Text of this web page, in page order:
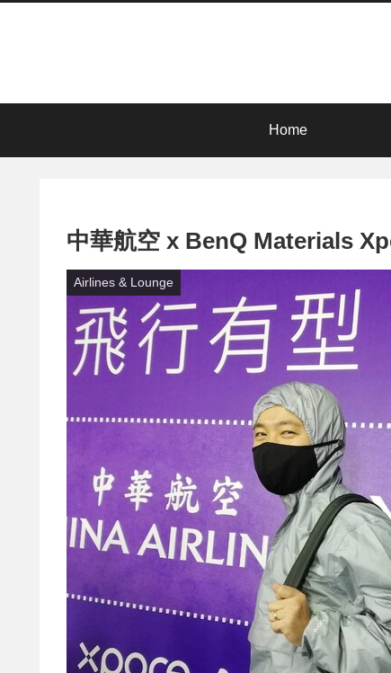
Home
中華航空 x BenQ Materials
Airlines & Lounge